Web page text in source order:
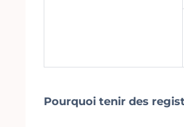
Pourquoi tenir des